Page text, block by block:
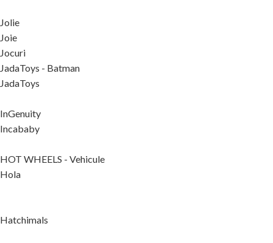
Jolie
Joie
Jocuri
JadaToys - Batman
JadaToys
InGenuity
Incababy
HOT WHEELS - Vehicule
Hola
Hatchimals